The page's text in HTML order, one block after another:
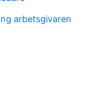
arbetsgivaren